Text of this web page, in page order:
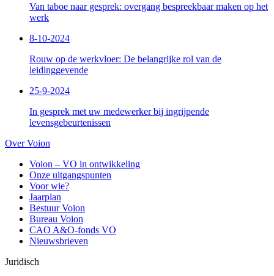
Van taboe naar gesprek: overgang bespreekbaar maken op het
werk
8-10-2024
Rouw op de werkvloer: De belangrijke rol van de
leidinggevende
25-9-2024
In gesprek met uw medewerker bij ingrijpende
levensgebeurtenissen
Over Voion
Voion – VO in ontwikkeling
Onze uitgangspunten
Voor wie?
Jaarplan
Bestuur Voion
Bureau Voion
CAO A&O-fonds VO
Nieuwsbrieven
Juridisch